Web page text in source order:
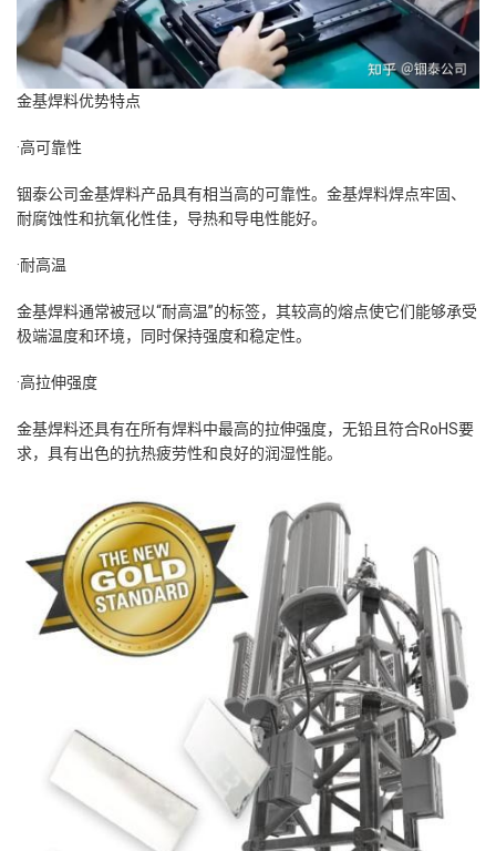
金基焊料优势特点
·高可靠性
铟泰公司金基焊料产品具有相当高的可靠性。金基焊料焊点牢固、
耐腐蚀性和抗氧化性佳，导热和导电性能好。
·耐高温
金基焊料通常被冠以“耐高温”的标签，其较高的熔点使它们能够承受
极端温度和环境，同时保持强度和稳定性。
·高拉伸强度
金基焊料还具有在所有焊料中最高的拉伸强度，无铅且符合RoHS要
求，具有出色的抗热疲劳性和良好的润湿性能。